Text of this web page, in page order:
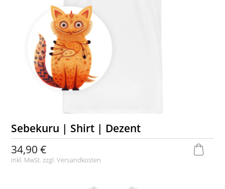
Sebekuru | Shirt | Dezent
34,90 €
inkl. MwSt. zzgl.Versandkosten